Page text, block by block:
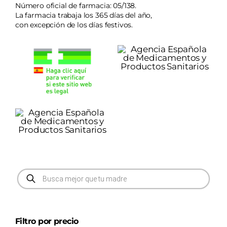
Número oficial de farmacia: 05/138.
La farmacia trabaja los 365 días del año,
con excepción de los días festivos.
Búsqueda
de
productos
Filtro por precio